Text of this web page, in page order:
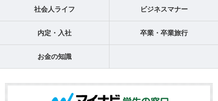
社会人ライフ ビジネスマナー
内定・入社 卒業・卒業旅行
お金の知識